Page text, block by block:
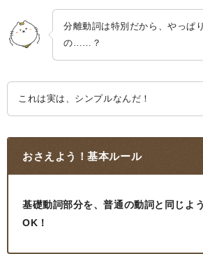
分離動詞は特別だから、やっぱ
の……？
これは実は、シンプルなんだ！
おさえよう！基本ルール
基礎動詞部分を、普通の動詞と同じよ
OK！